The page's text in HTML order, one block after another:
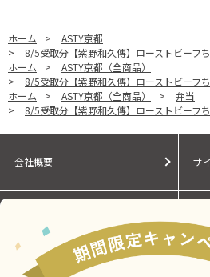
ホーム >
ASTY京都
>
8/5受取分【紫野和久傳】ローストビーフ
ホーム
>
ASTY京都（全商品）
>
8/5受取分【紫野和久傳】ローストビーフ
ホーム
> ASTY京都（全商品） >
弁当
>
8/5受取分【紫野和久傳】ローストビーフ
会社概要 サ